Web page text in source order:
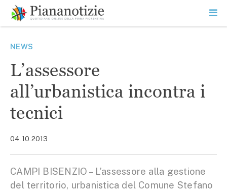
contenuto
SEARCH
NEWS
L’assessore
all’urbanistica incontra i
tecnici
04.10.2013
CAMPI BISENZIO – L’assessore alla gestione
del territorio, urbanistica del Comune Stefano